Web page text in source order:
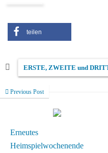
teilen
ERSTE, ZWEITE und
Previous Post
Erneutes
Heimspielwochenende